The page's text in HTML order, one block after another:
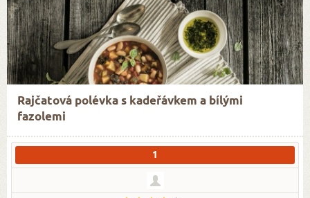
Rajčatová polévka s kadeřávkem a bílými
fazolemi
1